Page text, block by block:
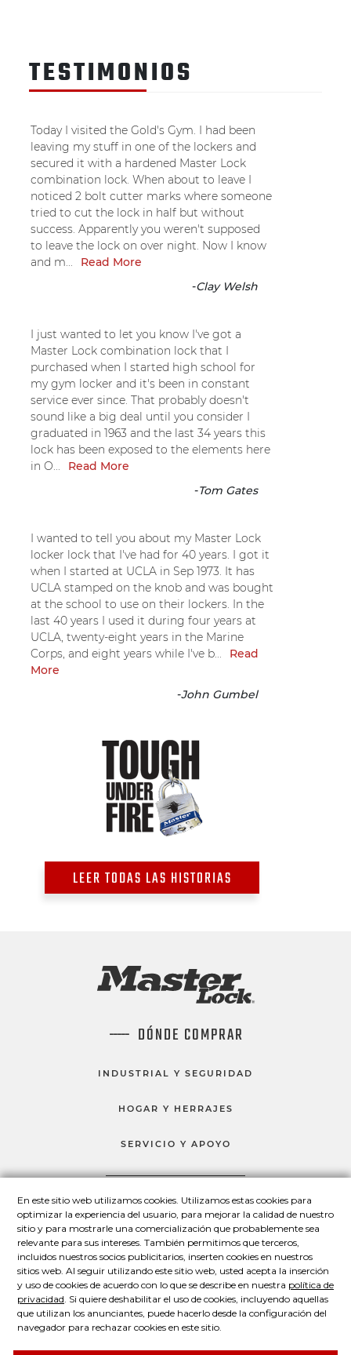
En este sitio web utilizamos cookies. Utilizamos estas cookies para
optimizar la experiencia del usuario, para mejorar la calidad de nuestro
sitio y para mostrarle una comercialización que probablemente sea
relevante para sus intereses. También permitimos que terceros,
incluidos nuestros socios publicitarios, inserten cookies en nuestros
sitios web. Al seguir utilizando este sitio web, usted acepta la inserción
y uso de cookies de acuerdo con lo que se describe en nuestra política de
privacidad. Si quiere deshabilitar el uso de cookies, incluyendo aquellas
que utilizan los anunciantes, puede hacerlo desde la configuración del
navegador para rechazar cookies en este sitio.
TESTIMONIOS
Today I visited the Gold's Gym. I had been
leaving my stuff in one of the lockers and
secured it with a hardened Master Lock
combination lock. When about to leave I
noticed 2 bolt cutter marks where someone
tried to cut the lock in half but without
success. Apparently you weren't supposed
to leave the lock on over night. Now I know
and m...
Read More
-Clay Welsh
I just wanted to let you know I've got a
Master Lock combination lock that I
purchased when I started high school for
my gym locker and it's been in constant
service ever since. That probably doesn't
sound like a big deal until you consider I
graduated in 1963 and the last 34 years this
lock has been exposed to the elements here
in O...
Read More
-Tom Gates
I wanted to tell you about my Master Lock
locker lock that I've had for 40 years. I got it
when I started at UCLA in Sep 1973. It has
UCLA stamped on the knob and was bought
at the school to use on their lockers. In the
last 40 years I used it during four years at
UCLA, twenty-eight years in the Marine
Corps, and eight years while I've b...
Read
More
-John Gumbel
LEER TODAS LAS HISTORIAS
DÓNDE COMPRAR
INDUSTRIAL Y SEGURIDAD
HOGAR Y HERRAJES
SERVICIO Y APOYO
Master Lock en Facebook
Master Lock en LinkedIn
Master Lock en Twitter
Master Lock en
© 2026 Master Lock Company LLC.
Contáctenos Conózcanos
Política de privacidad
Declaración legal
Acerca de nuestros avisos